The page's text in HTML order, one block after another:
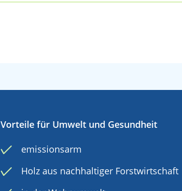
Vorteile für Umwelt und Gesundheit
emissionsarm
Holz aus nachhaltiger Forstwirtschaft